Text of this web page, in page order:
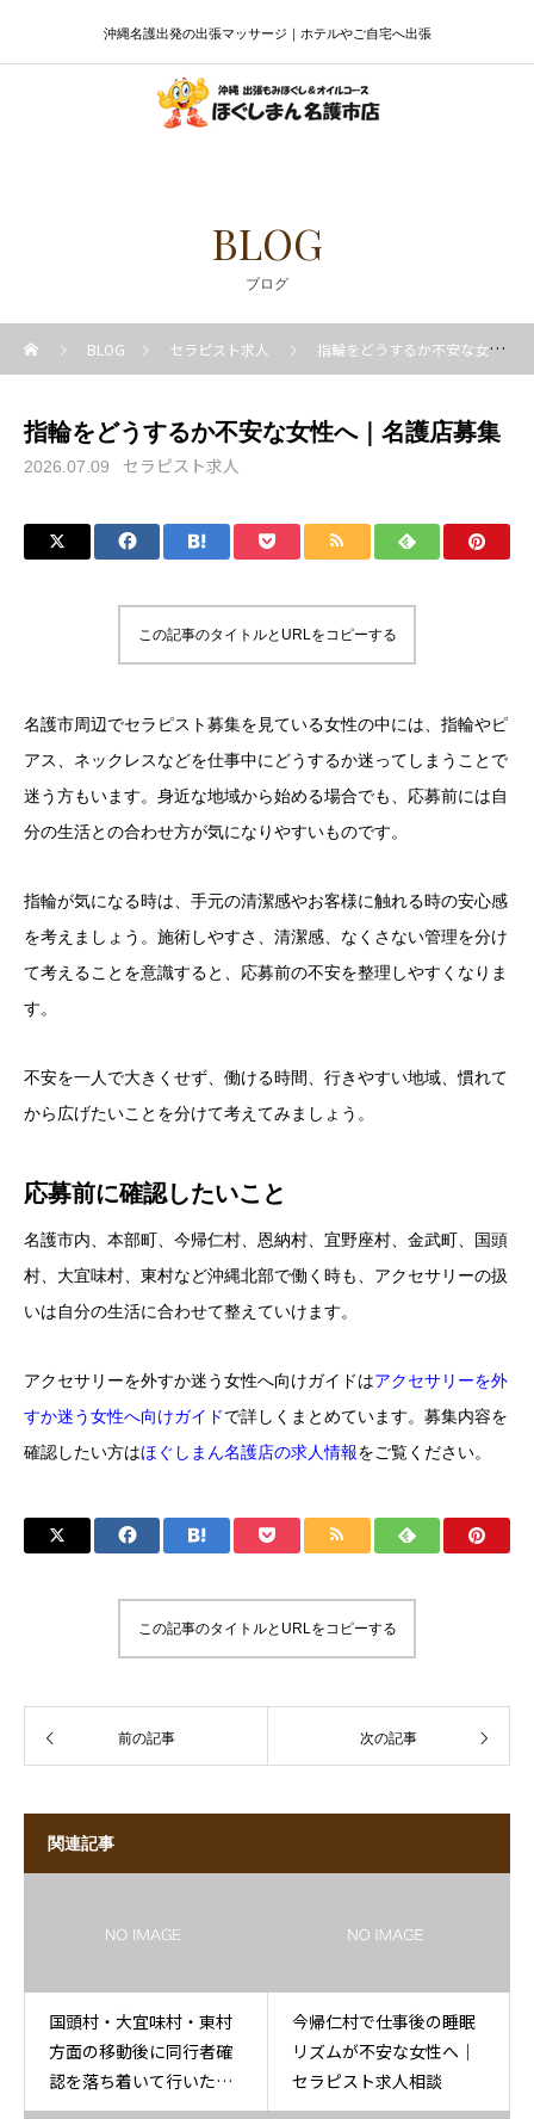
沖縄名護出発の出張マッサージ｜ホテルやご自宅へ出張
BLOG
ブログ
BLOG セラピスト求人 指輪をどうするか不安な女性へ｜名護店募集
指輪をどうするか不安な女性へ｜名護店募集
2026.07.09 セラピスト求人
この記事のタイトルとURLをコピーする
名護市周辺でセラピスト募集を見ている女性の中には、指輪やピ
アス、ネックレスなどを仕事中にどうするか迷ってしまうことで
迷う方もいます。身近な地域から始める場合でも、応募前には自
分の生活との合わせ方が気になりやすいものです。
指輪が気になる時は、手元の清潔感やお客様に触れる時の安心感
を考えましょう。施術しやすさ、清潔感、なくさない管理を分け
て考えることを意識すると、応募前の不安を整理しやすくなりま
す。
不安を一人で大きくせず、働ける時間、行きやすい地域、慣れて
から広げたいことを分けて考えてみましょう。
応募前に確認したいこと
名護市内、本部町、今帰仁村、恩納村、宜野座村、金武町、国頭
村、大宜味村、東村など沖縄北部で働く時も、アクセサリーの扱
いは自分の生活に合わせて整えていけます。
アクセサリーを外すか迷う女性へ向けガイドはアクセサリーを外
すか迷う女性へ向けガイドで詳しくまとめています。募集内容を
確認したい方はほぐしまん名護店の求人情報をご覧ください。
この記事のタイトルとURLをコピーする
前の記事 次の記事
関連記事
国頭村・大宜味村・東村
方面の移動後に同行者確
認を落ち着いて行いたい
人へ
今帰仁村で仕事後の睡眠
リズムが不安な女性へ｜
セラピスト求人相談